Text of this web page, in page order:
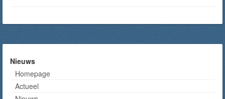
Nieuws
Homepage
Actueel